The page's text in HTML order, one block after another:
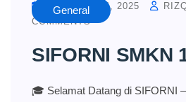
General
OCTOBER 24, 2025
COMMENTS
SIFORNI SMKN
🎓 Selamat Datang di SIFORNI